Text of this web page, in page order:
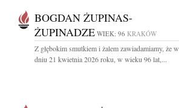
BOGDAN ŻUPINAS-
ŻUPINADZE WIEK: 96 KRAKÓW
Z głębokim smutkiem i żalem zawiadamiamy, że w
dniu 21 kwietnia 2026 roku, w wieku 96 lat,...